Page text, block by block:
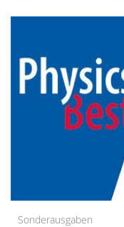
Sonderausgaben